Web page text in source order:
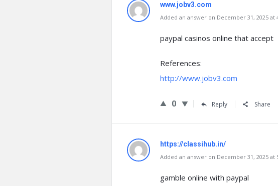
www.jobv3.com
Added an answer on December 31, 2025 at
paypal casinos online that accept
References:
http://www.jobv3.com
0 Reply Share
https://classihub.in/
Added an answer on December 31, 2025 at
gamble online with paypal